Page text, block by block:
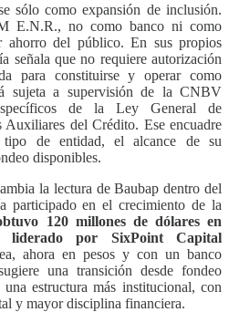
sólo como expansión de inclusión.
E.N.R., no como banco ni como
ahorro del público. En sus propios
señala que no requiere autorización
para constituirse y operar como
sujeta a supervisión de la CNBV
de la Ley General de
del Crédito. Ese encuadre
de entidad, el alcance de su
disponibles.
la lectura de Baubap dentro del
participado en el crecimiento de la
120 millones de dólares en
liderado por SixPoint Capital
ahora en pesos y con un banco
una transición desde fondeo
estructura más institucional, con
y mayor disciplina financiera.